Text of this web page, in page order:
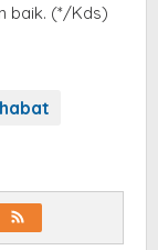
baik. (*/Kds)